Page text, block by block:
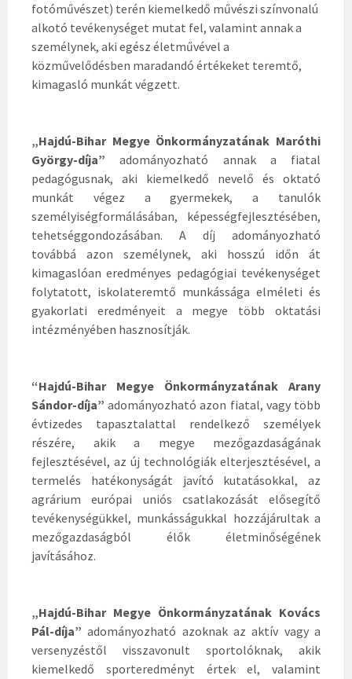
fotóművészet) terén kiemelkedő művészi színvonalú
alkotó tevékenységet mutat fel, valamint annak a
személynek, aki egész életművével a
közművelődésben maradandó értékeket teremtő,
kimagasló munkát végzett.
„Hajdú-Bihar Megye Önkormányzatának Maróthi
György-díja”adományozható annak a fiatal
pedagógusnak, aki kiemelkedő nevelő és oktató
munkát végez a gyermekek, a tanulók
személyiségformálásában, képességfejlesztésében,
tehetséggondozásában. A díj adományozható
továbbá azon személynek, aki hosszú időn át
kimagaslóan eredményes pedagógiai tevékenységet
folytatott, iskolateremtő munkássága elméleti és
gyakorlati eredményeit a megye több oktatási
intézményében hasznosítják.
“Hajdú-Bihar Megye Önkormányzatának Arany
Sándor-díja”adományozható azon fiatal, vagy több
évtizedes tapasztalattal rendelkező személyek
részére, akik a megye mezőgazdaságának
fejlesztésével, az új technológiák elterjesztésével, a
termelés hatékonyságát javító kutatásokkal, az
agrárium európai uniós csatlakozását elősegítő
tevékenységükkel, munkásságukkal hozzájárultak a
mezőgazdaságból élők életminőségének
javításához.
„Hajdú-Bihar Megye Önkormányzatának Kovács
Pál-díja”adományozható azoknak az aktív vagy a
versenyzéstől visszavonult sportolóknak, akik
kiemelkedő sporteredményt értek el, valamint